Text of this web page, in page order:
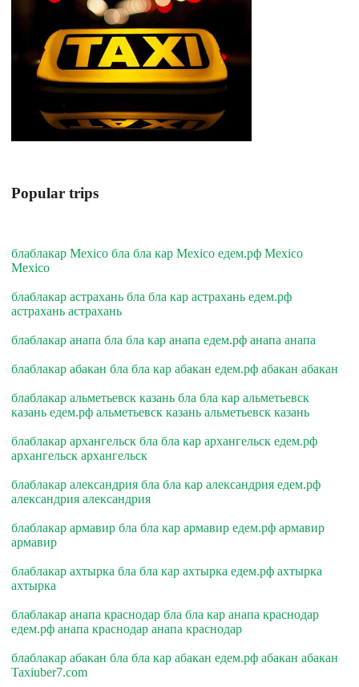
Popular trips
блаблакар Mexico бла бла кар Mexico едем.рф Mexico
Mexico
блаблакар астрахань бла бла кар астрахань едем.рф
астрахань астрахань
блаблакар анапа бла бла кар анапа едем.рф анапа анапа
блаблакар абакан бла бла кар абакан едем.рф абакан абакан
блаблакар альметьевск казань бла бла кар альметьевск
казань едем.рф альметьевск казань альметьевск казань
блаблакар архангельск бла бла кар архангельск едем.рф
архангельск архангельск
блаблакар александрия бла бла кар александрия едем.рф
александрия александрия
блаблакар армавир бла бла кар армавир едем.рф армавир
армавир
блаблакар ахтырка бла бла кар ахтырка едем.рф ахтырка
ахтырка
блаблакар анапа краснодар бла бла кар анапа краснодар
едем.рф анапа краснодар анапа краснодар
блаблакар абакан бла бла кар абакан едем.рф абакан абакан
Taxiuber7.com